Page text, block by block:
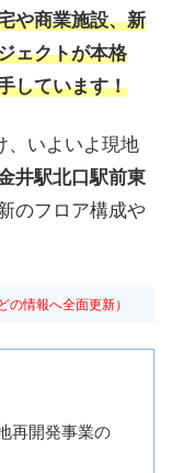
や商業施設、新
ェクトが本格
しています！
、いよいよ現地
井駅北口駅前東
のフロア構成や
情報へ全面更新）
再開発事業の